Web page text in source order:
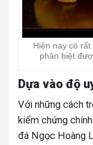
Hiện nay có
phân biệt
Dựa vào độ
Với những cách
kiểm chứng
đá Ngọc Hoàng